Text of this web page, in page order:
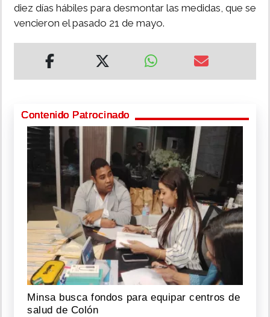
diez días hábiles para desmontar las medidas, que se
vencieron el pasado 21 de mayo.
Contenido Patrocinado
Minsa busca fondos para equipar centros de
salud de Colón